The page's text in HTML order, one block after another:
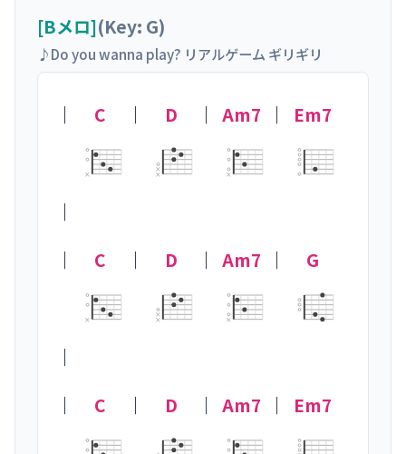
[Bメロ](Key: G)
♪Do you wanna play? リアルゲーム ギリギリ
｜ C
×
｜ D
×
×
｜ Am7
×
｜ Em7
｜
｜
C
×
｜ D
×
×
｜ Am7
×
｜ G
｜
｜
C ｜ D ｜ Am7 ｜ Em7